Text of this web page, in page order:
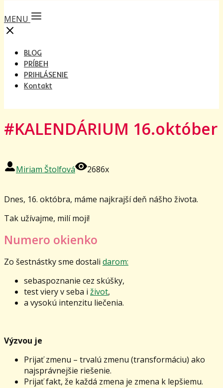
MENU
BLOG
PRÍBEH
PRIHLÁSENIE
Kontakt
#KALENDÁRIUM 16.október
Miriam Štolfová 2686x
Dnes, 16. októbra, máme najkrajší deň nášho života.
Tak užívajme, milí moji!
Numero okienko
Zo šestnástky sme dostali darom:
sebaspoznanie cez skúšky,
test viery v seba i život,
a vysokú intenzitu liečenia.
Výzvou je
Prijať zmenu – trvalú zmenu (transformáciu) ako
najsprávnejšie riešenie.
Prijať fakt, že každá zmena je zmena k lepšiemu.